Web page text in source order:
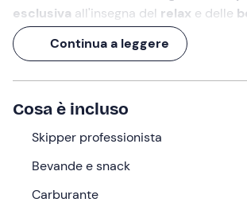
esclusiva all'insegna del relax e delle
costieredelle dueisole partenopee
meraviglioso!
Potraiprendere il sole,fare il bagno,
aperitivo e - se vorrai - scendere dalla
un giro sulla terraferma. Preparati a
Cosa faremo
Sorrentoalle ore
Continua a leggere
Cosa è incluso
Skipper professionista
Bevande e snack
Carburante